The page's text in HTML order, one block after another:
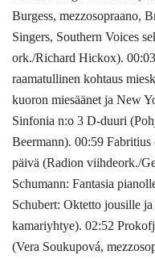
Burgess, mezzosopraano,
Singers, Southern Voices
ork./Richard Hickox).
raamatullinen kohtaus
kuoron miesäänet ja New
Sinfonia n:o 3 D-duuri
Beermann). 00:59
päivä (Radion viihdeork./
Schumann: Fantasia
Schubert: Oktetto jousille
kamariyhtye). 02:52
(Vera Soukupová,